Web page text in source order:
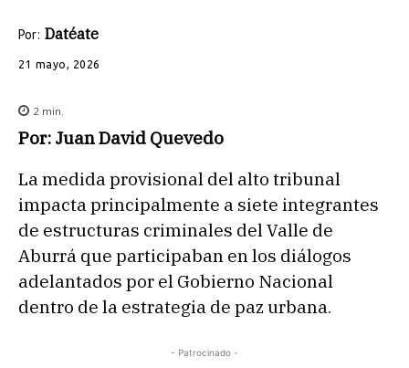
Por: Datéate
21 mayo, 2026
2 min.
Por: Juan David Quevedo
La medida provisional del alto tribunal
impacta principalmente a siete integrantes
de estructuras criminales del Valle de
Aburrá que participaban en los diálogos
adelantados por el Gobierno Nacional
dentro de la estrategia de paz urbana.
- Patrocinado -